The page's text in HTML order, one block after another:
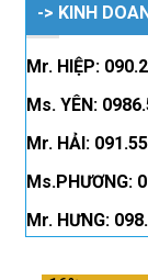
-> KINH
Mr. HIỆP:
Ms. YÊN:
Mr. HẢI:
Ms.PHƯƠNG:
Mr. HƯNG: